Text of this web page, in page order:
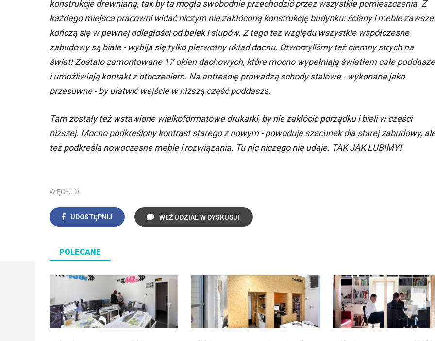
konstrukcje drewnianą, tak by ta mogła swobodnie przechodzić przez wszystkie pomieszczenia. Z
każdego miejsca pracowni widać niczym nie zakłóconą konstrukcję budynku: ściany i meble zawsze
kończą się w pewnej odległości od belek i słupów. Z tego tez względu wszystkie współczesne
zabudowy są białe - wybija się tylko pierwotny układ dachu. Otworzyliśmy też ciemny strych na
świat! Zostało zamontowane 17 okien dachowych, które mocno wypełniają światłem całe poddasze
i umożliwiają kontakt z otoczeniem. Na antresolę prowadzą schody stalowe - wykonane jako
przesuwne - by ułatwić wejście w niższą część poddasza.
Tam zostały też wstawione wielkoformatowe drukarki, by nie zakłócić porządku i bieli w części
niższej. Mocno podkreślony kontrast starego z nowym - powoduje szacunek dla starej zabudowy,
też podkreśla nowoczesne meble i rozwiązania. Tu nic niczego nie udaje. TAK JAK LUBIMY!
WIĘCEJ O:
UDOSTĘPNIJ WEŹ UDZIAŁ W DYSKUSJI
POLECANE